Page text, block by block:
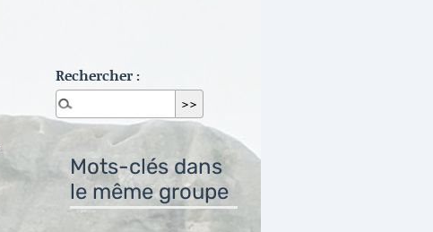
Rechercher :
Mots-clés dans
le même groupe